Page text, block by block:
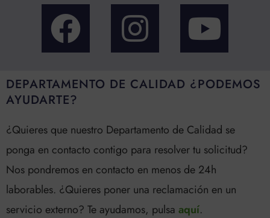
F
a
c
e
b
o
o
I
n
s
a
g
r
Y
o
u
u
b
e
DEPARTAMENTO DE CALIDAD ¿PODEMOS
AYUDARTE?
¿Quieres que nuestro Departamento de Calidad se
ponga en contacto contigo para resolver tu solicitud?
Nos pondremos en contacto en menos de 24h
laborables. ¿Quieres poner una reclamación en un
servicio externo? Te ayudamos, pulsa aquí.